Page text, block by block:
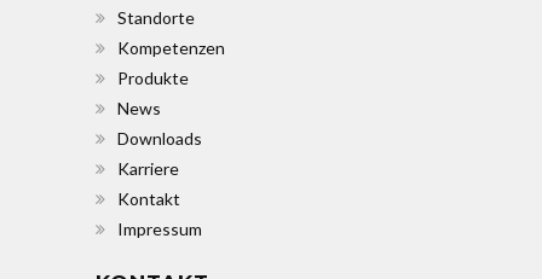
Standorte
Kompetenzen
Produkte
News
Downloads
Karriere
Kontakt
Impressum